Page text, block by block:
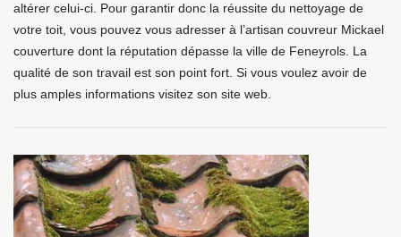
altérer celui-ci. Pour garantir donc la réussite du nettoyage de
votre toit, vous pouvez vous adresser à l’artisan couvreur Mickael
couverture dont la réputation dépasse la ville de Feneyrols. La
qualité de son travail est son point fort. Si vous voulez avoir de
plus amples informations visitez son site web.